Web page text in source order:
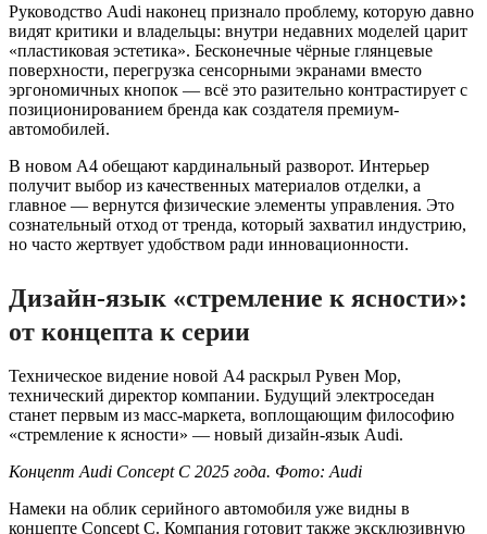
Руководство Audi наконец признало проблему, которую давно
видят критики и владельцы: внутри недавних моделей царит
«пластиковая эстетика». Бесконечные чёрные глянцевые
поверхности, перегрузка сенсорными экранами вместо
эргономичных кнопок — всё это разительно контрастирует с
позиционированием бренда как создателя премиум-
автомобилей.
В новом A4 обещают кардинальный разворот. Интерьер
получит выбор из качественных материалов отделки, а
главное — вернутся физические элементы управления. Это
сознательный отход от тренда, который захватил индустрию,
но часто жертвует удобством ради инновационности.
Дизайн-язык «стремление к ясности»:
от концепта к серии
Техническое видение новой A4 раскрыл Рувен Мор,
технический директор компании. Будущий электроседан
станет первым из масс-маркета, воплощающим философию
«стремление к ясности» — новый дизайн-язык Audi.
Концепт Audi Concept C 2025 года. Фото: Audi
Намеки на облик серийного автомобиля уже видны в
концепте Concept C. Компания готовит также эксклюзивную